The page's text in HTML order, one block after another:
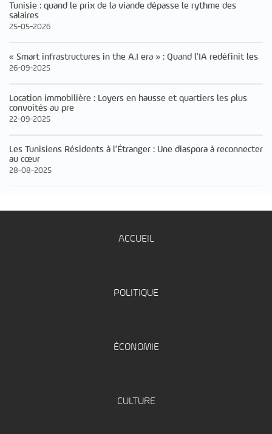
Tunisie : quand le prix de la viande dépasse le rythme des
salaires
25-05-2026
« Smart infrastructures in the A.I era » : Quand l’IA redéfinit les
26-09-2025
Location immobilière : Loyers en hausse et quartiers les plus
convoités au pre
22-09-2025
Les Tunisiens Résidents à l’Étranger : Une diaspora à reconnecter
au cœur
28-08-2025
ACCUEIL
POLITIQUE
ÉCONOMIE
CULTURE